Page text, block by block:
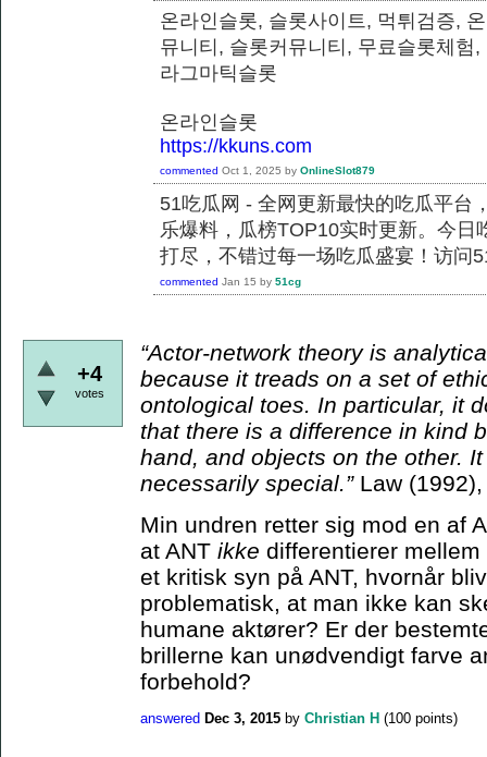
온라인슬롯, 슬롯사이트, 먹튀검증,
뮤니티, 슬롯커뮤니티, 무료슬롯체험
라그마틱슬롯
온라인슬롯
https://kkuns.com
commented Oct 1, 2025 by OnlineSlot879
51吃瓜网 - 全网更新最快的吃瓜平台
乐爆料，瓜榜TOP10实时更新。今
打尽，不错过每一场吃瓜盛宴！访问
commented Jan 15 by 51cg
+4
votes
“Actor-network theory is
because it treads on a set of
ontological toes. In particular, it
that there is a difference in kind
hand, and objects on the other.
necessarily special.” Law
Min undren retter sig mod en af
at ANT ikke differentierer
et kritisk syn på ANT, hvornår
problematisk, at man ikke kan
humane aktører? Er der
brillerne kan unødvendigt farve
forbehold?
answered Dec 3, 2015 by Christian H (100 points)